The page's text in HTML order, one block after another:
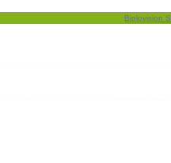
Biolovision